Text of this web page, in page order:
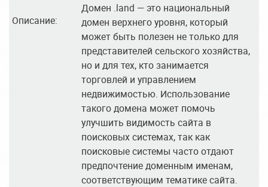
Описание:
Домен .land — это национальный
домен верхнего уровня, который
может быть полезен не только для
представителей сельского хозяйства,
но и для тех, кто занимается
торговлей и управлением
недвижимостью. Использование
такого домена может помочь
улучшить видимость сайта в
поисковых системах, так как
поисковые системы часто отдают
предпочтение доменным именам,
соответствующим тематике сайта.